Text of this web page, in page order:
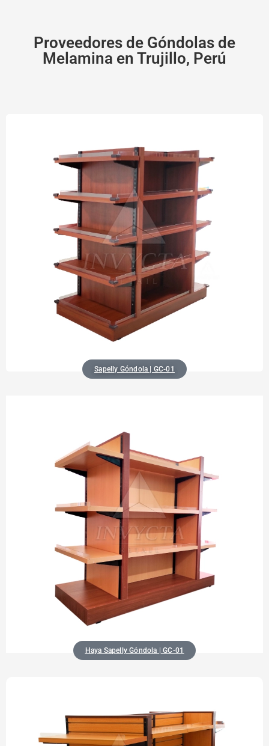
Proveedores de Góndolas de
Melamina en Trujillo, Perú
Sapelly Góndola | GC-01
Haya Sapelly Góndola | GC-01